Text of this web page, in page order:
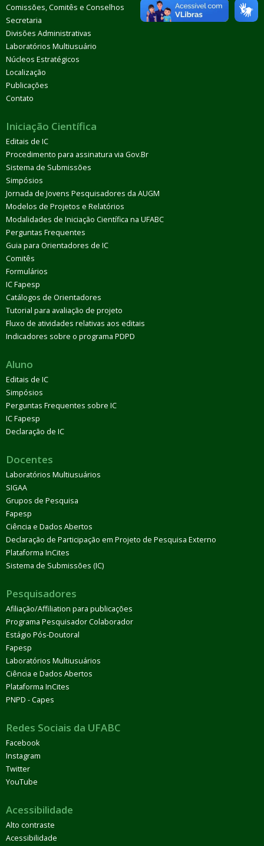
Comissões, Comitês e Conselhos
Secretaria
Divisões Administrativas
Laboratórios Multiusuário
Núcleos Estratégicos
Localização
Publicações
Contato
Iniciação Científica
Editais de IC
Procedimento para assinatura via Gov.Br
Sistema de Submissões
Simpósios
Jornada de Jovens Pesquisadores da AUGM
Modelos de Projetos e Relatórios
Modalidades de Iniciação Científica na UFABC
Perguntas Frequentes
Guia para Orientadores de IC
Comitês
Formulários
IC Fapesp
Catálogos de Orientadores
Tutorial para avaliação de projeto
Fluxo de atividades relativas aos editais
Indicadores sobre o programa PDPD
Aluno
Editais de IC
Simpósios
Perguntas Frequentes sobre IC
IC Fapesp
Declaração de IC
Docentes
Laboratórios Multiusuários
SIGAA
Grupos de Pesquisa
Fapesp
Ciência e Dados Abertos
Declaração de Participação em Projeto de Pesquisa Externo
Plataforma InCites
Sistema de Submissões (IC)
Pesquisadores
Afiliação/Affiliation para publicações
Programa Pesquisador Colaborador
Estágio Pós-Doutoral
Fapesp
Laboratórios Multiusuários
Ciência e Dados Abertos
Plataforma InCites
PNPD - Capes
Redes Sociais da UFABC
Facebook
Instagram
Twitter
YouTube
Acessibilidade
Alto contraste
Acessibilidade